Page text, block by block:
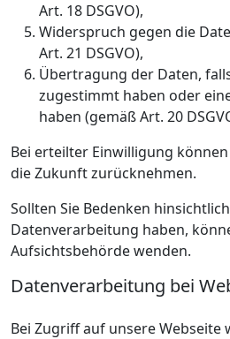
Art. 18 DSGVO),
Widerspruch gegen die
Art. 21 DSGVO),
Übertragung der Daten,
zugestimmt haben oder
haben (gemäß Art. 20
Bei erteilter Einwilligung
die Zukunft zurücknehmen.
Sollten Sie Bedenken
Datenverarbeitung haben,
Aufsichtsbehörde wenden.
Datenverarbeitung bei
Bei Zugriff auf unsere Webseite